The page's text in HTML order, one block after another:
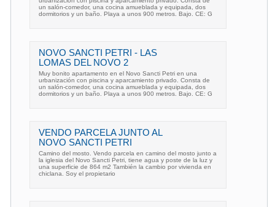
un salón-comedor, una cocina amueblada y equipada, dos
dormitorios y un baño. Playa a unos 900 metros. Bajo. CE: G
NOVO SANCTI PETRI - LAS
LOMAS DEL NOVO 2
Muy bonito apartamento en el Novo Sancti Petri en una
urbanización con piscina y aparcamiento privado. Consta de
un salón-comedor, una cocina amueblada y equipada, dos
dormitorios y un baño. Playa a unos 900 metros. Bajo. CE: G
VENDO PARCELA JUNTO AL
NOVO SANCTI PETRI
Camino del mosto. Vendo parcela en camino del mosto junto a
la iglesia del Novo Sancti Petri, tiene agua y poste de la luz y
una superficie de 864 m2 También la cambio por vivienda en
chiclana. Soy el propietario